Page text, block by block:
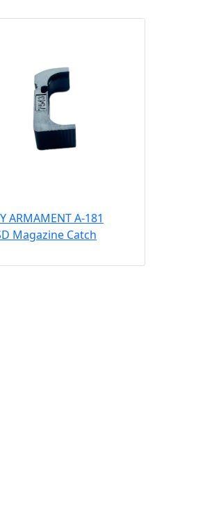
ARMAMENT A-181
Magazine Catch